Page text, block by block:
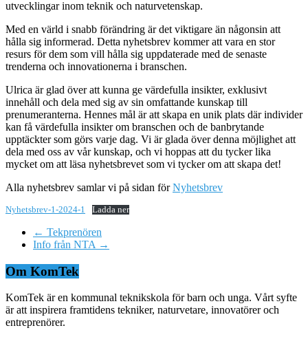
utvecklingar inom teknik och naturvetenskap.
Med en värld i snabb förändring är det viktigare än någonsin att
hålla sig informerad. Detta nyhetsbrev kommer att vara en stor
resurs för dem som vill hålla sig uppdaterade med de senaste
trenderna och innovationerna i branschen.
Ulrica är glad över att kunna ge värdefulla insikter, exklusivt
innehåll och dela med sig av sin omfattande kunskap till
prenumeranterna. Hennes mål är att skapa en unik plats där individer
kan få värdefulla insikter om branschen och de banbrytande
upptäckter som görs varje dag. Vi är glada över denna möjlighet att
dela med oss av vår kunskap, och vi hoppas att du tycker lika
mycket om att läsa nyhetsbrevet som vi tycker om att skapa det!
Alla nyhetsbrev samlar vi på sidan förNyhetsbrev
Nyhetsbrev-1-2024-1 Ladda ner
← Tekprenören
Info från NTA →
Om KomTek
KomTek är en kommunal teknikskola för barn och unga. Vårt syfte
är att inspirera framtidens tekniker, naturvetare, innovatörer och
entreprenörer.